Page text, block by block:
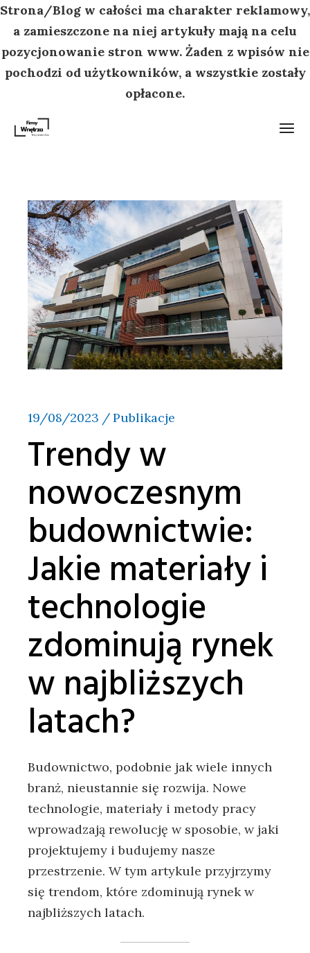
Strona/Blog w całości ma charakter reklamowy,
a zamieszczone na niej artykuły mają na celu
pozycjonowanie stron www. Żaden z wpisów nie
pochodzi od użytkowników, a wszystkie zostały
opłacone.
do
treści
19/08/2023 Publikacje
Trendy w
nowoczesnym
budownictwie:
Jakie materiały i
technologie
zdominują rynek
w najbliższych
latach?
Budownictwo, podobnie jak wiele innych
branż, nieustannie się rozwija. Nowe
technologie, materiały i metody pracy
wprowadzają rewolucję w sposobie, w jaki
projektujemy i budujemy nasze
przestrzenie. W tym artykule przyjrzymy
się trendom, które zdominują rynek w
najbliższych latach.